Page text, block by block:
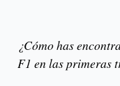
¿Cómo has
F1 en las primeras